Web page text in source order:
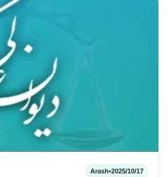
2025/10/17
•
Arash